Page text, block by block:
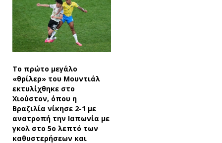
Το πρώτο μεγάλο
«θρίλερ» του Μουντιάλ
εκτυλίχθηκε στο
Χιούστον, όπου η
Βραζιλία νίκησε 2-1 με
ανατροπή την Ιαπωνία με
γκολ στο 5ο λεπτό των
καθυστερήσεων και